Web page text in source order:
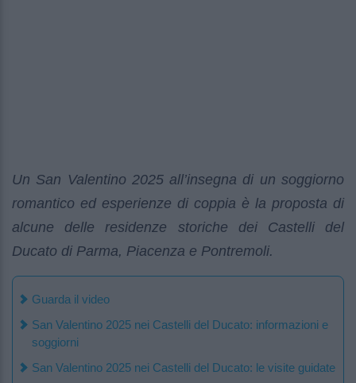
Un San Valentino 2025 all’insegna di un soggiorno
romantico ed esperienze di coppia è la proposta di
alcune delle residenze storiche dei Castelli del
Ducato di Parma, Piacenza e Pontremoli.
Guarda il video
San Valentino 2025 nei Castelli del Ducato: informazioni e
soggiorni
San Valentino 2025 nei Castelli del Ducato: le visite guidate